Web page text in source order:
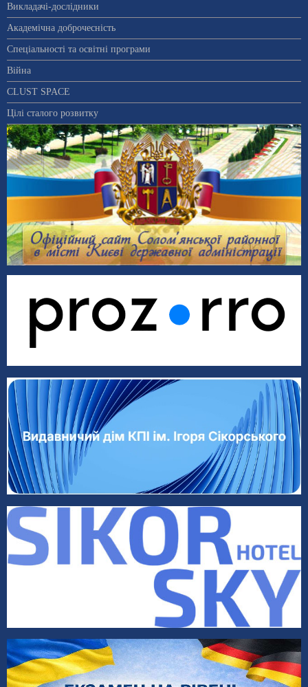
Викладачі-дослідники
Академічна доброчесність
Спеціальності та освітні програми
Війна
CLUST SPACE
Цілі сталого розвитку